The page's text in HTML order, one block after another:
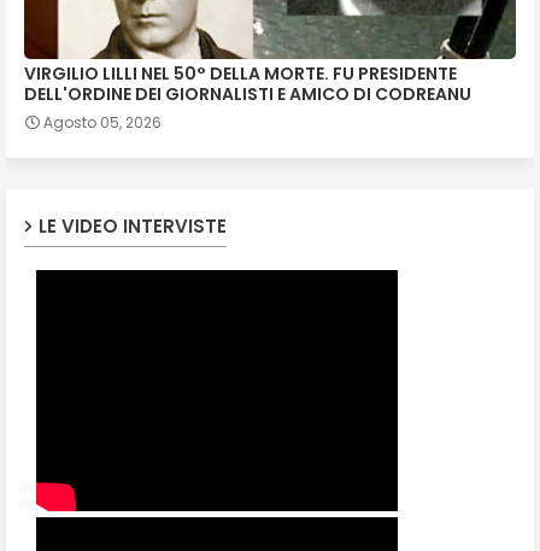
VIRGILIO LILLI NEL 50° DELLA MORTE. FU PRESIDENTE
DELL'ORDINE DEI GIORNALISTI E AMICO DI CODREANU
Agosto 05, 2026
LE VIDEO INTERVISTE